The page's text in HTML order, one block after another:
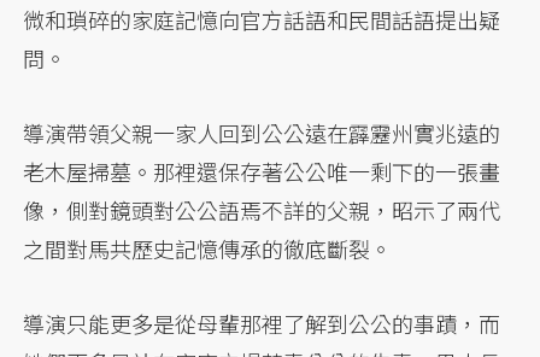
微和瑣碎的家庭記憶向官方話語和民間話語提出疑
問。
導演帶領父親一家人回到公公遠在霹靂州實兆遠的
老木屋掃墓。那裡還保存著公公唯一剩下的一張畫
像，側對鏡頭對公公語焉不詳的父親，昭示了兩代
之間對馬共歷史記憶傳承的徹底斷裂。
導演只能更多是從母輩那裡了解到公公的事蹟，而